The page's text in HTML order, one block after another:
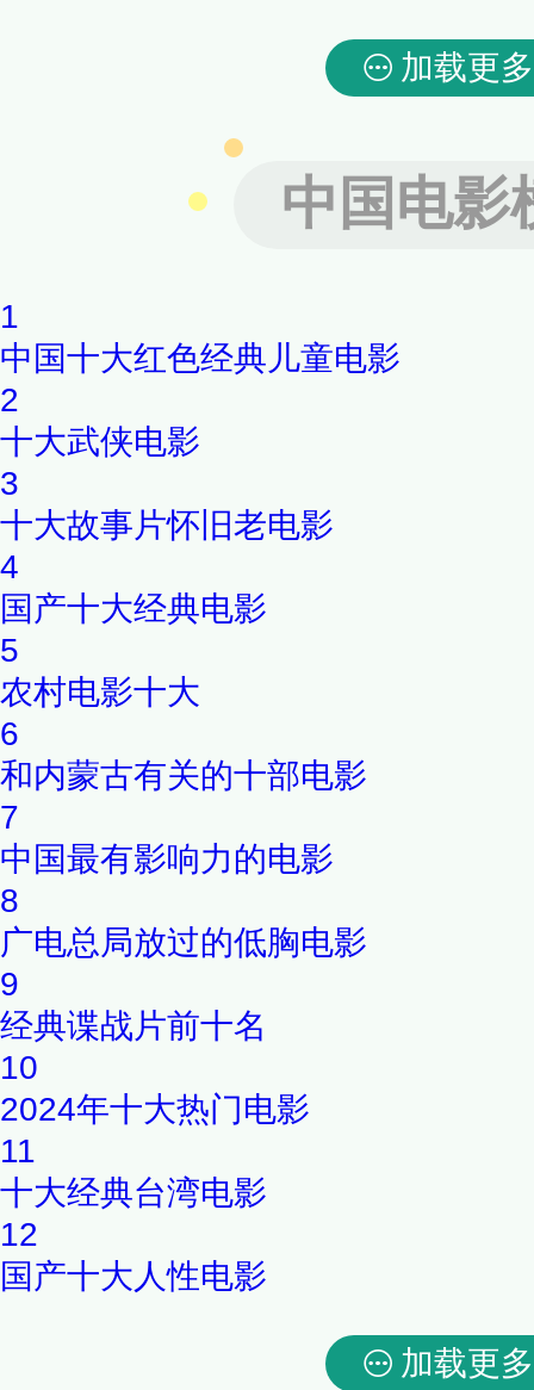
加载更多
中国电影
1
中国十大红色经典儿童电影
2
十大武侠电影
3
十大故事片怀旧老电影
4
国产十大经典电影
5
农村电影十大
6
和内蒙古有关的十部电影
7
中国最有影响力的电影
8
广电总局放过的低胸电影
9
经典谍战片前十名
10
2024年十大热门电影
11
十大经典台湾电影
12
国产十大人性电影
加载更多